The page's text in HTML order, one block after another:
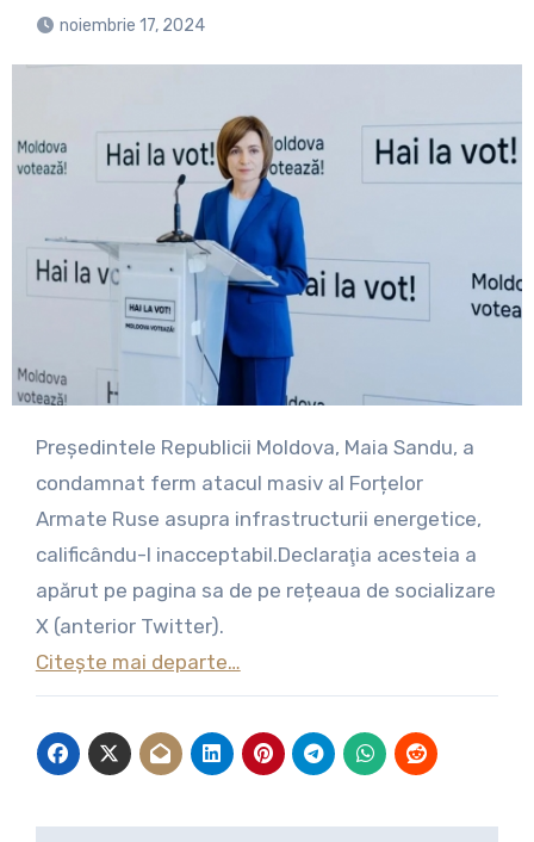
noiembrie 17, 2024
Președintele Republicii Moldova, Maia Sandu, a
condamnat ferm atacul masiv al Forțelor
Armate Ruse asupra infrastructurii energetice,
calificându-l inacceptabil.Declaraţia acesteia a
apărut pe pagina sa de pe rețeaua de socializare
X (anterior Twitter).
Citește mai departe…